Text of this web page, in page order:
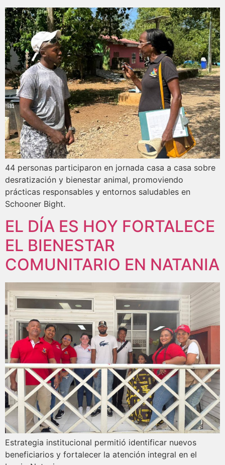
44 personas participaron en jornada casa a casa sobre
desratización y bienestar animal, promoviendo
prácticas responsables y entornos saludables en
Schooner Bight.
EL DÍA ES HOY FORTALECE
EL BIENESTAR
COMUNITARIO EN NATANIA
Estrategia institucional permitió identificar nuevos
beneficiarios y fortalecer la atención integral en el